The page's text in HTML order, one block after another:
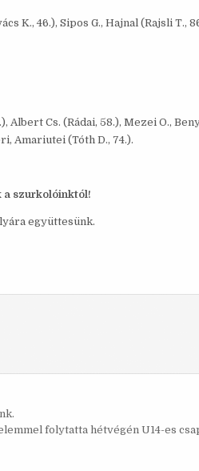
K., 46.), Sipos G., Hajnal (Rajsli T.,
Albert Cs. (Rádai, 58.), Mezei O.,
Amariutei (Tóth D., 74.).
a szurkolóinktól!
együttesünk.
folytatta hétvégén U14-es